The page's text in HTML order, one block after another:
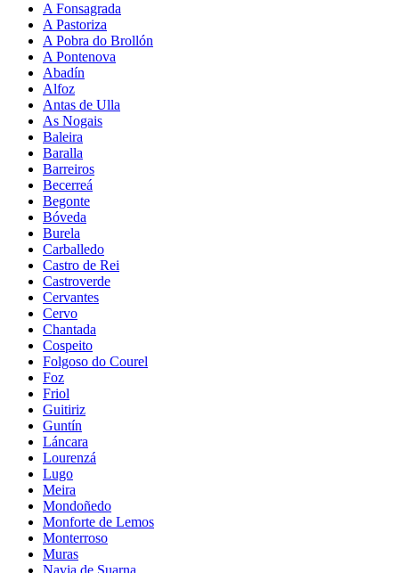
A Fonsagrada
A Pastoriza
A Pobra do Brollón
A Pontenova
Abadín
Alfoz
Antas de Ulla
As Nogais
Baleira
Baralla
Barreiros
Becerreá
Begonte
Bóveda
Burela
Carballedo
Castro de Rei
Castroverde
Cervantes
Cervo
Chantada
Cospeito
Folgoso do Courel
Foz
Friol
Guitiriz
Guntín
Láncara
Lourenzá
Lugo
Meira
Mondoñedo
Monforte de Lemos
Monterroso
Muras
Navia de Suarna